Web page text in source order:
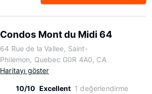
Condos Mont du Midi 64
64 Rue de la Vallee, Saint-
Philemon, Quebec G0R 4A0, CA
Haritayı göster
10/10 Excellent 1 değerlendirme